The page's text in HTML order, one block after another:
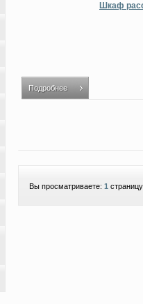
Подробнее
Шкаф
Вы просматриваете: 1